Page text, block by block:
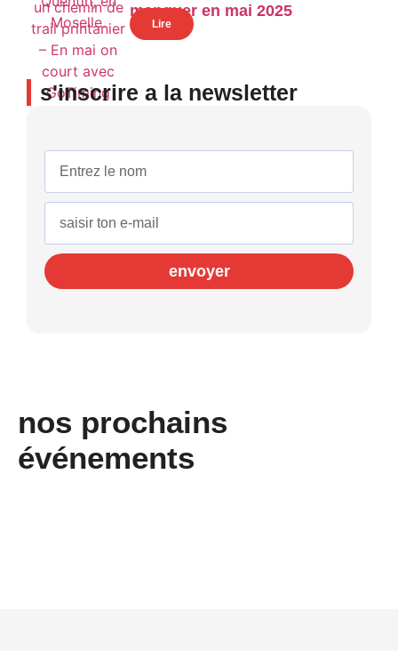
manquer en mai 2025
Lire
s'inscrire a la newsletter
envoyer
nos prochains
événements